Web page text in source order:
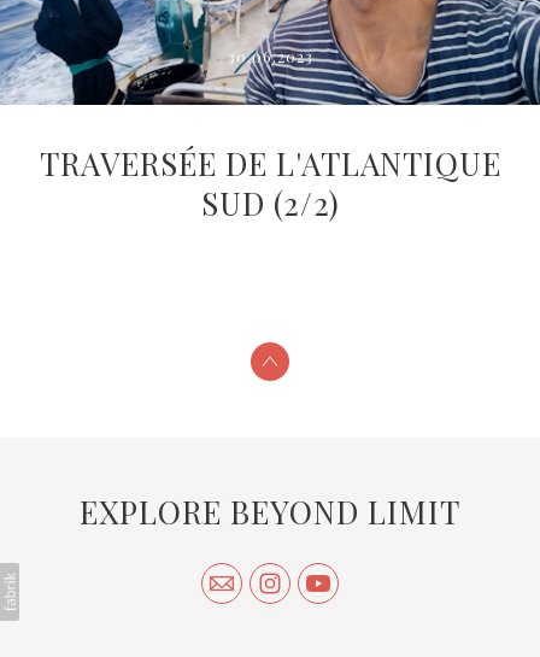
30.06.2023
TRAVERSÉE DE L'ATLANTIQUE
SUD (2/2)
EXPLORE BEYOND LIMIT